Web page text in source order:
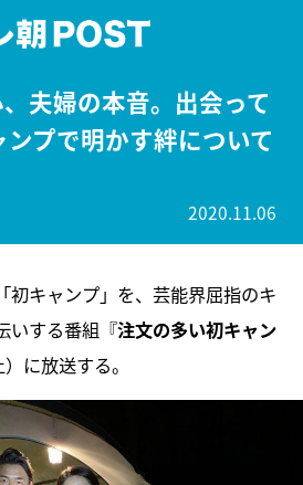
夫婦の本音。出会って
プで明かす絆について
2020.11.06
初キャンプ」を、芸能界屈指のキ
いする番組『注文の多い初キャン
に放送する。